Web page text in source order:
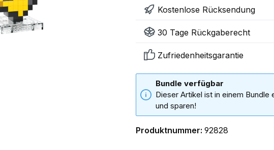
Kostenlose Rücksendung
30 Tage Rückgaberecht
Zufriedenheitsgarantie
Bundle verfügbar
Dieser Artikel ist in einem
und sparen!
Produktnummer: 92828